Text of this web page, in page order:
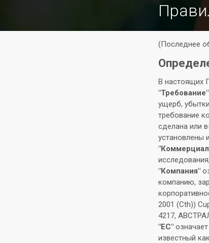
(Последнее
В настоящих
"Требование"
ущерб,
требование
сделана или
установлены
"Компания"
компанию,
2001 (Cth))
4217,
"ЕС"
известный